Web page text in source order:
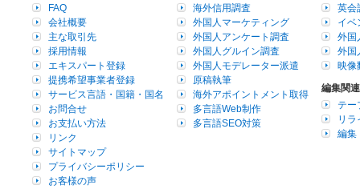
FAQ
会社概要
主な取引先
採用情報
エキスパート登録
提携希望事業者登録
サービス言語・国籍・国名
お問合せ
お支払い方法
リンク
サイトマップ
プライバシーポリシー
お客様の声
海外信用調査
外国人マーケティング
外国人アンケート調査
外国人グルイン調査
外国人モデレーター派遣
原稿執筆
海外アポイントメント取得
多言語Web制作
多言語SEO対策
英会
イベ
外国
外国
映像
編集関連
テー
リラ
編集